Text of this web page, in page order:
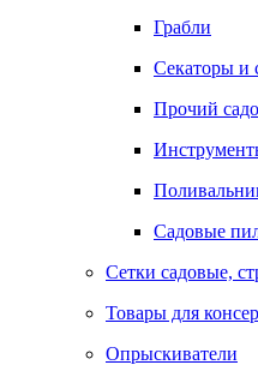
Грабли
Секаторы и
Прочий
Садовые
Сетки садовые,
Товары для
Опрыскиватели